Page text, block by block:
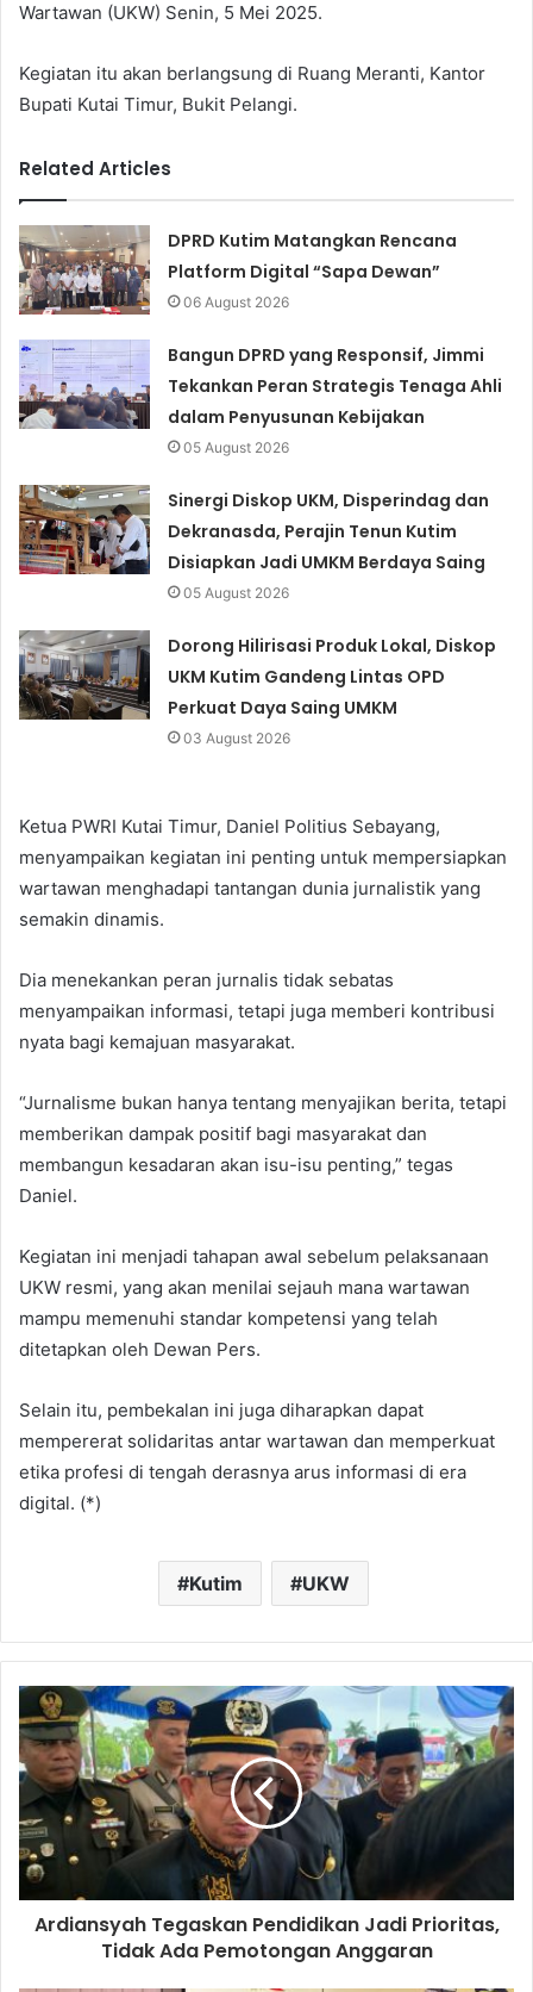
Wartawan (UKW) Senin, 5 Mei 2025.
Kegiatan itu akan berlangsung di Ruang Meranti, Kantor
Bupati Kutai Timur, Bukit Pelangi.
Related Articles
DPRD Kutim Matangkan Rencana
Platform Digital “Sapa Dewan”
06 August 2026
Bangun DPRD yang Responsif, Jimmi
Tekankan Peran Strategis Tenaga Ahli
dalam Penyusunan Kebijakan
05 August 2026
Sinergi Diskop UKM, Disperindag dan
Dekranasda, Perajin Tenun Kutim
Disiapkan Jadi UMKM Berdaya Saing
05 August 2026
Dorong Hilirisasi Produk Lokal, Diskop
UKM Kutim Gandeng Lintas OPD
Perkuat Daya Saing UMKM
03 August 2026
Ketua PWRI Kutai Timur, Daniel Politius Sebayang,
menyampaikan kegiatan ini penting untuk mempersiapkan
wartawan menghadapi tantangan dunia jurnalistik yang
semakin dinamis.
Dia menekankan peran jurnalis tidak sebatas
menyampaikan informasi, tetapi juga memberi kontribusi
nyata bagi kemajuan masyarakat.
“Jurnalisme bukan hanya tentang menyajikan berita, tetapi
memberikan dampak positif bagi masyarakat dan
membangun kesadaran akan isu-isu penting,” tegas
Daniel.
Kegiatan ini menjadi tahapan awal sebelum pelaksanaan
UKW resmi, yang akan menilai sejauh mana wartawan
mampu memenuhi standar kompetensi yang telah
ditetapkan oleh Dewan Pers.
Selain itu, pembekalan ini juga diharapkan dapat
mempererat solidaritas antar wartawan dan memperkuat
etika profesi di tengah derasnya arus informasi di era
digital. (*)
Kutim UKW
Ardiansyah Tegaskan Pendidikan Jadi Prioritas,
Tidak Ada Pemotongan Anggaran